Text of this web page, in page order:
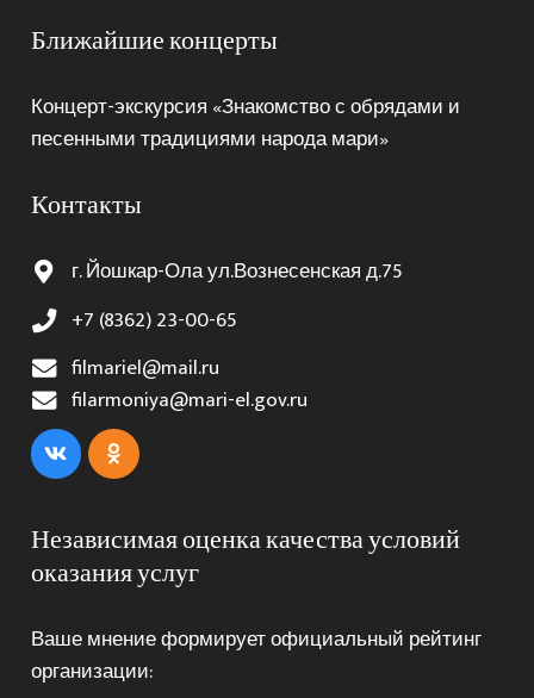
Ближайшие концерты
Концерт-экскурсия «Знакомство с обрядами и
песенными традициями народа мари»
Контакты
г. Йошкар-Ола ул.Вознесенская д.75
+7 (8362) 23-00-65
filmariel@mail.ru
filarmoniya@mari-el.gov.ru
Независимая оценка качества условий
оказания услуг
Ваше мнение формирует официальный рейтинг
организации: